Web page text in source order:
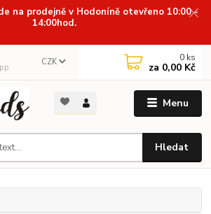
na prodejně v Hodoníně otevřeno 10:00 -
14:00hod.
Menu
CZK
Hledat
0 ks
za 0,00 Kč